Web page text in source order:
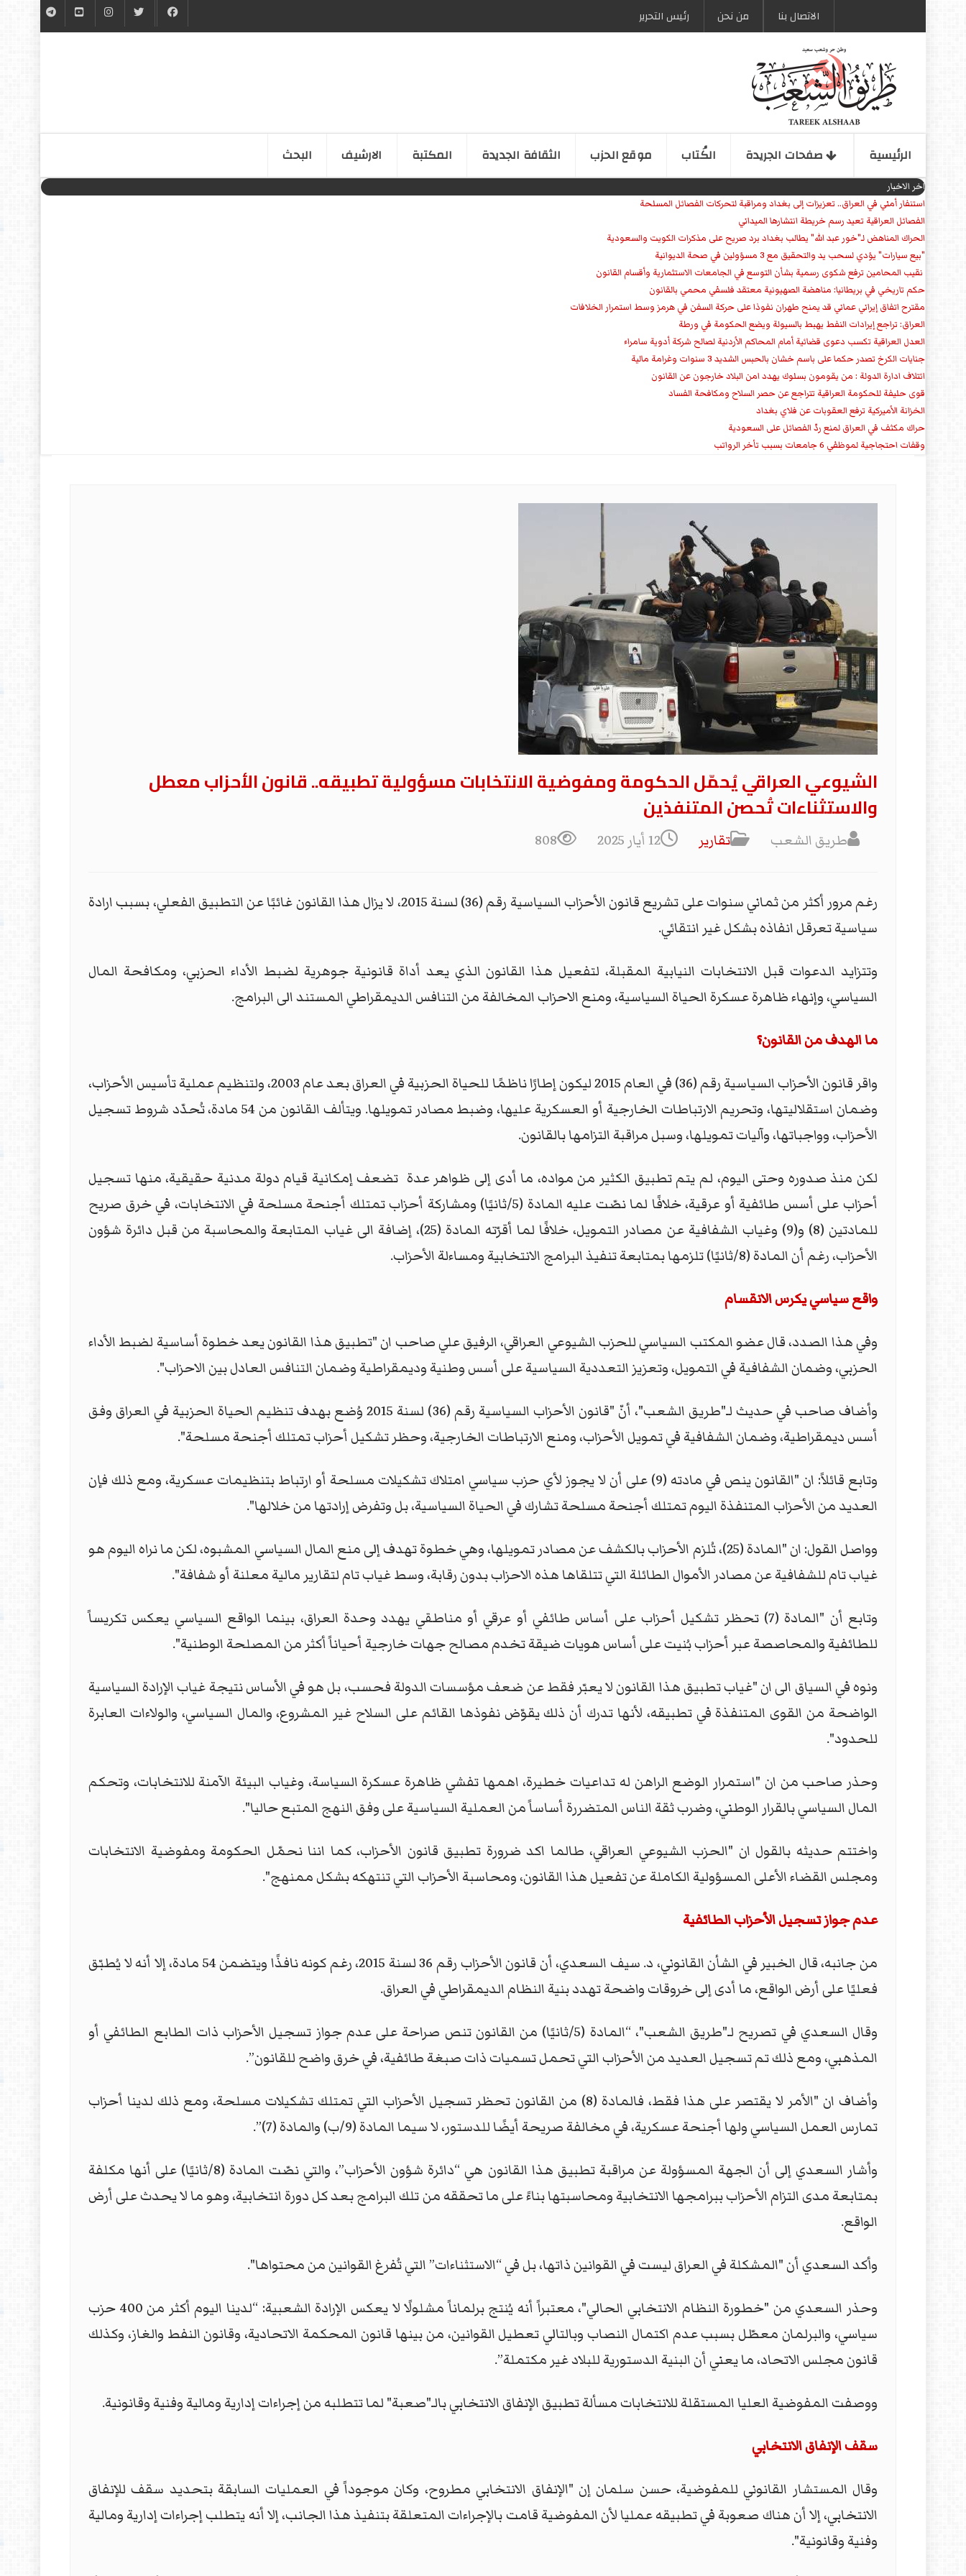
الاتصال بنا من نحن رئیس التحریر
الرئیسیة صفحات الجریدة الكُتاب موقع الحزب الثقافة الجدیدة المكتبة الارشیف البحث
اخر الاخبار
استنفار أمني في العراق.. تعزيزات إلى بغداد ومراقبة لتحركات الفصائل المسلحة
الفصائل العراقية تعيد رسم خريطة انتشارها الميداني
الحراك المناهض لـ"خور عبد الله" يطالب بغداد برد صريح على مذكرات الكويت والسعودية
"بيع سيارات" يؤدي لسحب يد والتحقيق مع 3 مسؤولين في صحة الديوانية
‏ نقيب المحامين ترفع شكوى رسمية بشأن التوسع في الجامعات الاستثمارية وأقسام القانون
حكم تاريخي في بريطانيا: مناهضة الصهيونية معتقد فلسفي محمي بالقانون
مقترح اتفاق إيراني عماني قد يمنح طهران نفوذا على حركة السفن في هرمز وسط استمرار الخلافات
العراق: تراجع إيرادات النفط يهبط بالسيولة ويضع الحكومة في ورطة
العدل العراقية تكسب دعوى قضائية أمام المحاكم الأردنية لصالح شركة أدوية سامراء
جنايات الكرخ تصدر حكما على باسم خشان بالحبس الشديد 3 سنوات وغرامة مالية
ائتلاف ادارة الدولة : من يقومون بسلوك يهدد امن البلاد خارجون عن القانون
قوى حليفة للحكومة العراقية تتراجع عن حصر السلاح ومكافحة الفساد
الخزانة الأميركية ترفع العقوبات عن فلاي بغداد
حراك مكثف في العراق لمنع ردّ الفصائل على السعودية
وقفات احتجاجية لموظفي 6 جامعات بسبب تأخر الرواتب
الشيوعي العراقي يُحمّل الحكومة ومفوضية الانتخابات مسؤولية تطبيقه.. قانون الأحزاب معطل
والاستثناءات تُحصن المتنفذين
طريق الشعب تقارير 12 أيار 2025 808
رغم مرور أكثر من ثماني سنوات على تشريع قانون الأحزاب السياسية رقم (36) لسنة 2015، لا يزال هذا القانون غائبًا عن التطبيق الفعلي، بسبب ارادة
سياسية تعرقل انفاذه بشكل غير انتقائي.
وتتزايد الدعوات قبل الانتخابات النيابية المقبلة، لتفعيل هذا القانون الذي يعد أداة قانونية جوهرية لضبط الأداء الحزبي، ومكافحة المال
السياسي، وإنهاء ظاهرة عسكرة الحياة السياسية، ومنع الاحزاب المخالفة من التنافس الديمقراطي المستند الى البرامج.
ما الهدف من القانون؟
واقر قانون الأحزاب السياسية رقم (36) في العام 2015 ليكون إطارًا ناظمًا للحياة الحزبية في العراق بعد عام 2003، ولتنظيم عملية تأسيس الأحزاب،
وضمان استقلاليتها، وتحريم الارتباطات الخارجية أو العسكرية عليها، وضبط مصادر تمويلها. ويتألف القانون من 54 مادة، تُحدّد شروط تسجيل
الأحزاب، وواجباتها، وآليات تمويلها، وسبل مراقبة التزامها بالقانون.
لكن منذ صدوره وحتى اليوم، لم يتم تطبيق الكثير من مواده، ما أدى إلى ظواهر عدة تضعف إمكانية قيام دولة مدنية حقيقية، منها تسجيل
أحزاب على أسس طائفية أو عرقية، خلافًا لما نصّت عليه المادة (5/ثانيًا) ومشاركة أحزاب تمتلك أجنحة مسلحة في الانتخابات، في خرق صريح
للمادتين (8) و(9) وغياب الشفافية عن مصادر التمويل، خلافًا لما أقرّته المادة (25)، إضافة الى غياب المتابعة والمحاسبة من قبل دائرة شؤون
الأحزاب، رغم أن المادة (8/ثانيًا) تلزمها بمتابعة تنفيذ البرامج الانتخابية ومساءلة الأحزاب.
واقع سياسي يكرس الانقسام
وفي هذا الصدد، قال عضو المكتب السياسي للحزب الشيوعي العراقي، الرفيق علي صاحب ان "تطبيق هذا القانون يعد خطوة أساسية لضبط الأداء
الحزبي، وضمان الشفافية في التمويل، وتعزيز التعددية السياسية على أسس وطنية وديمقراطية وضمان التنافس العادل بين الاحزاب".
وأضاف صاحب في حديث لـ"طريق الشعب"، أنّ "قانون الأحزاب السياسية رقم (36) لسنة 2015 وُضع بهدف تنظيم الحياة الحزبية في العراق وفق
أسس ديمقراطية، وضمان الشفافية في تمويل الأحزاب، ومنع الارتباطات الخارجية، وحظر تشكيل أحزاب تمتلك أجنحة مسلحة".
وتابع قائلاً: ان "القانون ينص في مادته (9) على أن لا يجوز لأي حزب سياسي امتلاك تشكيلات مسلحة أو ارتباط بتنظيمات عسكرية، ومع ذلك فإن
العديد من الأحزاب المتنفذة اليوم تمتلك أجنحة مسلحة تشارك في الحياة السياسية، بل وتفرض إرادتها من خلالها".
وواصل القول: ان "المادة (25)، تُلزم الأحزاب بالكشف عن مصادر تمويلها، وهي خطوة تهدف إلى منع المال السياسي المشبوه، لكن ما نراه اليوم هو
غياب تام للشفافية عن مصادر الأموال الطائلة التي تتلقاها هذه الاحزاب بدون رقابة، وسط غياب تام لتقارير مالية معلنة أو شفافة".
وتابع أن "المادة (7) تحظر تشكيل أحزاب على أساس طائفي أو عرقي أو مناطقي يهدد وحدة العراق، بينما الواقع السياسي يعكس تكريساً
للطائفية والمحاصصة عبر أحزاب بُنيت على أساس هويات ضيقة تخدم مصالح جهات خارجية أحياناً أكثر من المصلحة الوطنية".
ونوه في السياق الى ان "غياب تطبيق هذا القانون لا يعبّر فقط عن ضعف مؤسسات الدولة فحسب، بل هو في الأساس نتيجة غياب الإرادة السياسية
الواضحة من القوى المتنفذة في تطبيقه، لأنها تدرك أن ذلك يقوّض نفوذها القائم على السلاح غير المشروع، والمال السياسي، والولاءات العابرة
للحدود".
وحذر صاحب من ان "استمرار الوضع الراهن له تداعيات خطيرة، اهمها تفشي ظاهرة عسكرة السياسة، وغياب البيئة الآمنة للانتخابات، وتحكم
المال السياسي بالقرار الوطني، وضرب ثقة الناس المتضررة أساساً من العملية السياسية على وفق النهج المتبع حاليا".
واختتم حديثه بالقول ان "الحزب الشيوعي العراقي، طالما اكد ضرورة تطبيق قانون الأحزاب، كما اننا نحمّل الحكومة ومفوضية الانتخابات
ومجلس القضاء الأعلى المسؤولية الكاملة عن تفعيل هذا القانون، ومحاسبة الأحزاب التي تنتهكه بشكل ممنهج".
عدم جواز تسجيل الأحزاب الطائفية
من جانبه، قال الخبير في الشأن القانوني، د. سيف السعدي، أن قانون الأحزاب رقم 36 لسنة 2015، رغم كونه نافذًا ويتضمن 54 مادة، إلا أنه لا يُطبّق
فعليًا على أرض الواقع، ما أدى إلى خروقات واضحة تهدد بنية النظام الديمقراطي في العراق.
وقال السعدي في تصريح لـ"طريق الشعب"، “المادة (5/ثانيًا) من القانون تنص صراحة على عدم جواز تسجيل الأحزاب ذات الطابع الطائفي أو
المذهبي، ومع ذلك تم تسجيل العديد من الأحزاب التي تحمل تسميات ذات صبغة طائفية، في خرق واضح للقانون”.
وأضاف ان "الأمر لا يقتصر على هذا فقط، فالمادة (8) من القانون تحظر تسجيل الأحزاب التي تمتلك تشكيلات مسلحة، ومع ذلك لدينا أحزاب
تمارس العمل السياسي ولها أجنحة عسكرية، في مخالفة صريحة أيضًا للدستور، لا سيما المادة (9/ب) والمادة (7)”.
وأشار السعدي إلى أن الجهة المسؤولة عن مراقبة تطبيق هذا القانون هي “دائرة شؤون الأحزاب”، والتي نصّت المادة (8/ثانيًا) على أنها مكلفة
بمتابعة مدى التزام الأحزاب ببرامجها الانتخابية ومحاسبتها بناءً على ما تحققه من تلك البرامج بعد كل دورة انتخابية، وهو ما لا يحدث على أرض
الواقع.
وأكد السعدي أن "المشكلة في العراق ليست في القوانين ذاتها، بل في “الاستثناءات” التي تُفرغ القوانين من محتواها".
وحذر السعدي من "خطورة النظام الانتخابي الحالي"، معتبراً أنه يُنتج برلماناً مشلولًا لا يعكس الإرادة الشعبية: “لدينا اليوم أكثر من 400 حزب
سياسي، والبرلمان معطّل بسبب عدم اكتمال النصاب وبالتالي تعطيل القوانين، من بينها قانون المحكمة الاتحادية، وقانون النفط والغاز، وكذلك
قانون مجلس الاتحاد، ما يعني أن البنية الدستورية للبلاد غير مكتملة”.
ووصفت المفوضية العليا المستقلة للانتخابات مسألة تطبيق الإنفاق الانتخابي بالـ"صعبة" لما تتطلبه من إجراءات إدارية ومالية وفنية وقانونية.
سقف الإنفاق الانتخابي
وقال المستشار القانوني للمفوضية، حسن سلمان إن "الإنفاق الانتخابي مطروح، وكان موجوداً في العمليات السابقة بتحديد سقف للإنفاق
الانتخابي، إلا أن هناك صعوبة في تطبيقه عمليا لأن المفوضية قامت بالإجراءات المتعلقة بتنفيذ هذا الجانب، إلا أنه يتطلب إجراءات إدارية ومالية
وفنية وقانونية".